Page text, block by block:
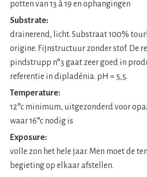
potten van 13 à 19 en ophangingen
Substrate:
drainerend, licht. Substraat 100%
origine. Fijnstructuur zonder stof. De
pindstrupp n°3 gaat zeer goed in
referentie in dipladénia. pH = 5,5.
Temperature:
12°c minimum, uitgezonderd voor
waar 16°c nodig is
Exposure:
volle zon het hele jaar. Men moet de
begieting op elkaar afstellen.